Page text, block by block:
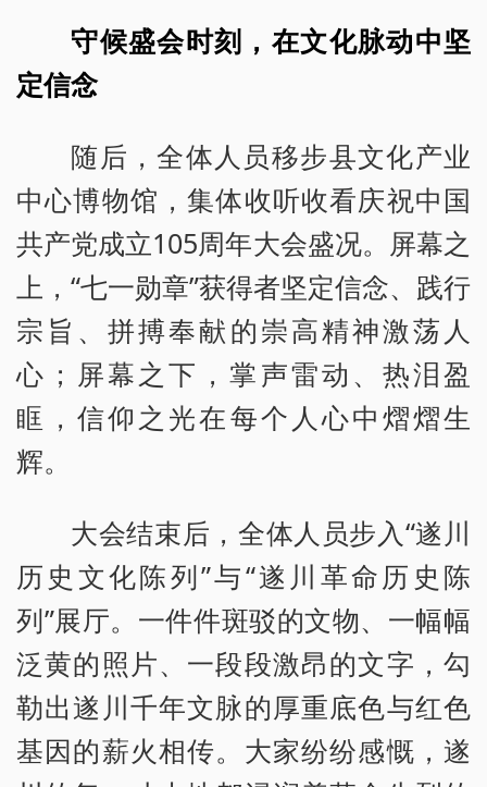
守候盛会时刻，在文化脉动中坚
定信念
随后，全体人员移步县文化产业
中心博物馆，集体收听收看庆祝中国
共产党成立105周年大会盛况。屏幕之
上，“七一勋章”获得者坚定信念、践行
宗旨、拼搏奉献的崇高精神激荡人
心；屏幕之下，掌声雷动、热泪盈
眶，信仰之光在每个人心中熠熠生
辉。
大会结束后，全体人员步入“遂川
历史文化陈列”与“遂川革命历史陈
列”展厅。一件件斑驳的文物、一幅幅
泛黄的照片、一段段激昂的文字，勾
勒出遂川千年文脉的厚重底色与红色
基因的薪火相传。大家纷纷感慨，遂